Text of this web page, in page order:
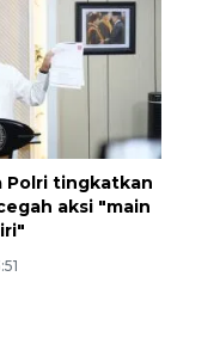
Polri tingkatkan
aksi "main